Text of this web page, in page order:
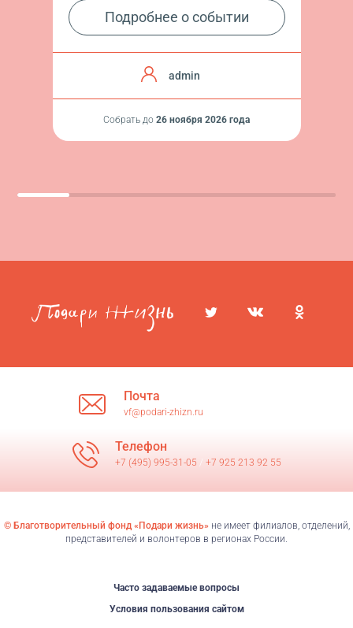
Подробнее о событии
admin
Собрать до 26 ноября 2026 года
Почта
vf@podari-zhizn.ru
Телефон
+7 (495) 995-31-05 +7 925 213 92 55
© Благотворительный фонд «Подари жизнь»не имеет филиалов, отделений,
представителей и волонтеров в регионах России.
Часто задаваемые вопросы
Условия пользования сайтом